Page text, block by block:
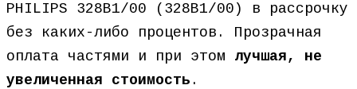
PHILIPS 328B1/00 (328B1/00) в рассрочку
без каких-либо процентов. Прозрачная
оплата частями и при этом лучшая, не
увеличенная стоимость .